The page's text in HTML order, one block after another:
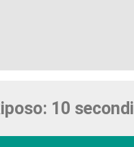
10 secondi